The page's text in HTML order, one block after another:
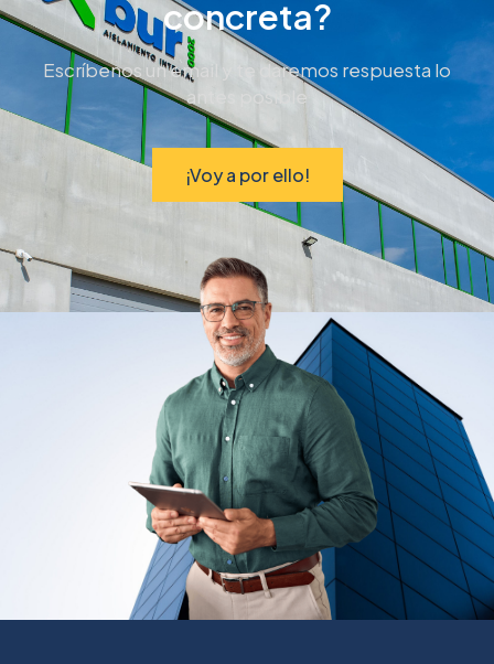
concreta?
Escríbenos un email y te daremos respuesta lo
antes posible
¡Voy a por ello!